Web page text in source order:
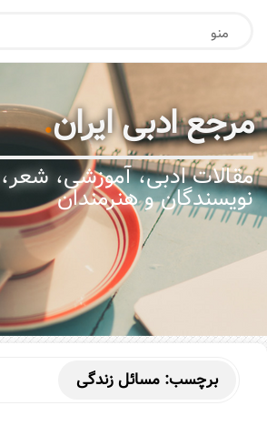
منو
مرجع ادبی ایران.
مقالات ادبی، آموزشی، شعر،
نویسندگان و هنرمندان
برچسب: مسائل زندگی